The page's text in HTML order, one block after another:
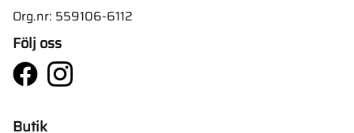
Org.nr: 559106-6112
Följ oss
Butik